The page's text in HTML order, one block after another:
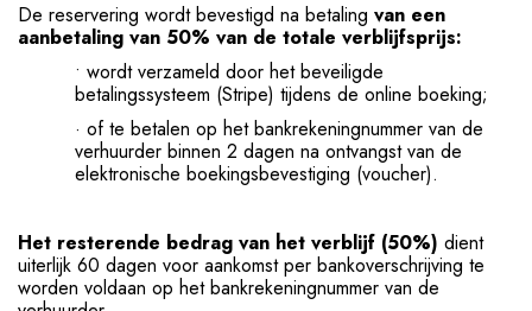
De reservering wordt bevestigd na betaling van een
aanbetaling van 50% van de totale verblijfsprijs:
• wordt verzameld door het beveiligde
betalingssysteem (Stripe) tijdens de online boeking;
· of te betalen op het bankrekeningnummer van de
verhuurder binnen 2 dagen na ontvangst van de
elektronische boekingsbevestiging (voucher).
Het resterende bedrag van het verblijf (50%) dient
uiterlijk 60 dagen voor aankomst per bankoverschrijving te
worden voldaan op het bankrekeningnummer van de